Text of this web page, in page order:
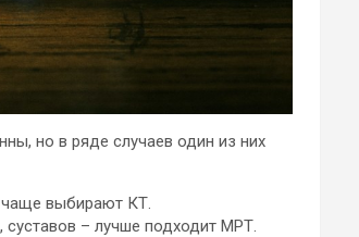
но в ряде случаев один из них
чаще выбирают КТ.
суставов – лучше подходит МРТ.